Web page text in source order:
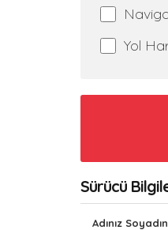
Yol
Sürücü
Adınız